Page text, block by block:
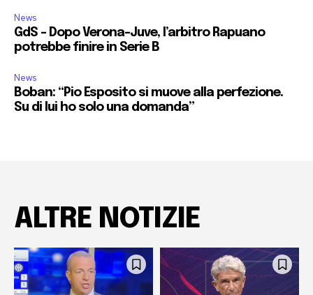
News
GdS – Dopo Verona-Juve, l’arbitro Rapuano
potrebbe finire in Serie B
News
Boban: “Pio Esposito si muove alla perfezione.
Su di lui ho solo una domanda”
ALTRE NOTIZIE